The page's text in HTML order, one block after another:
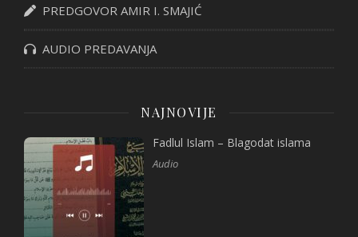
PREDGOVOR AMIR I. SMAJIĆ
AUDIO PREDAVANJA
NAJNOVIJE
Fadlul Islam – Blagodat islama
Audio